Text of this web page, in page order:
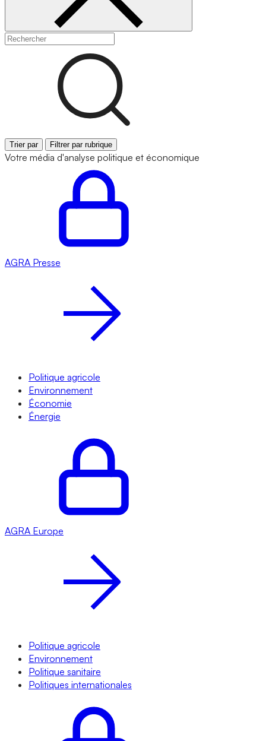
Trier par Filtrer par rubrique
Votre média d'analyse politique et économique
AGRA Presse
Politique agricole
Environnement
Économie
Énergie
AGRA Europe
Politique agricole
Environnement
Politique sanitaire
Politiques internationales